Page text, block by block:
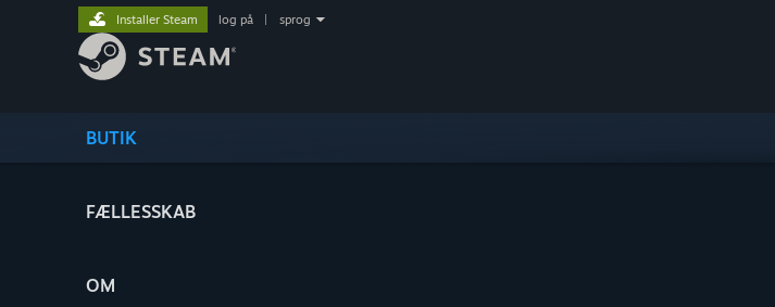
BUTIK
FÆLLESSKAB
OM
Installer Steam log på sprog